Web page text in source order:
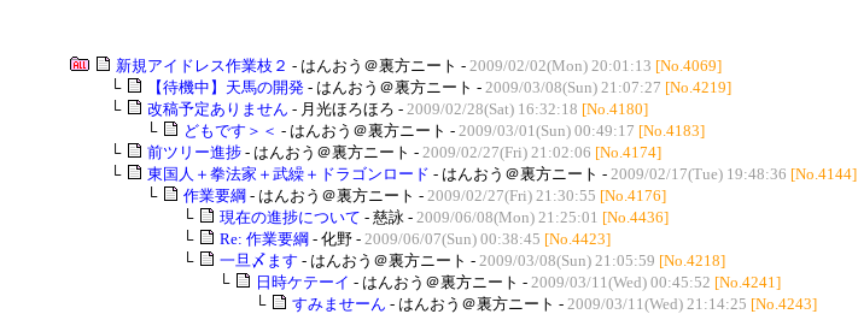
新規アイドレス作業枝２ - はんおう＠裏方ニート - 2009/02/02(Mon) 20:01:13 [No.4069]
└
【待機中】天馬の開発 - はんおう＠裏方ニート - 2009/03/08(Sun) 21:07:27 [No.4219]
└
改稿予定ありません - 月光ほろほろ - 2009/02/28(Sat) 16:32:18 [No.4180]
└
どもです＞＜ - はんおう＠裏方ニート - 2009/03/01(Sun) 00:49:17 [No.4183]
└
前ツリー進捗 - はんおう＠裏方ニート - 2009/02/27(Fri) 21:02:06 [No.4174]
└
東国人＋拳法家＋武繰＋ドラゴンロード - はんおう＠裏方ニート - 2009/02/17(Tue) 19:48:36 [No.4144]
└
作業要綱 - はんおう＠裏方ニート - 2009/02/27(Fri) 21:30:55 [No.4176]
└
現在の進捗について - 慈詠 - 2009/06/08(Mon) 21:25:01 [No.4436]
└
Re: 作業要綱 - 化野 - 2009/06/07(Sun) 00:38:45 [No.4423]
└
一旦〆ます - はんおう＠裏方ニート - 2009/03/08(Sun) 21:05:59 [No.4218]
└
日時ケテーイ - はんおう＠裏方ニート - 2009/03/11(Wed) 00:45:52 [No.4241]
└
すみませーん - はんおう＠裏方ニート - 2009/03/11(Wed) 21:14:25 [No.4243]